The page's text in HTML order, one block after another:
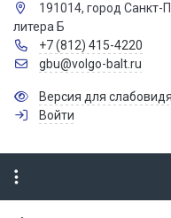
191014, город Санкт-
литера Б
+7 (812) 415-4220
gbu@volgo-balt.ru
Версия для
Войти